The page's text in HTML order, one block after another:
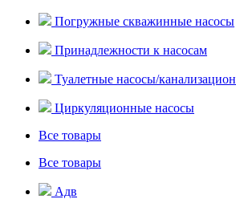
Погружные скважинные насосы
Принадлежности к насосам
Туалетные насосы/
Циркуляционные насосы
Все товары
Все товары
Адв